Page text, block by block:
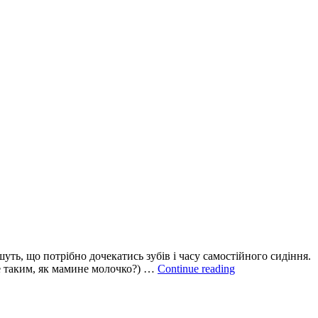
що потрібно дочекатись зубів і часу самостійного сидіння.
таким, як мамине молочко?) … Continue readingВсе